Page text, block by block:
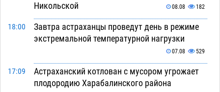
Никольской
08.08 182
18:00
Завтра астраханцы проведут день в режиме
экстремальной температурной нагрузки
07.08 529
17:09
Астраханский котлован с мусором угрожает
плодородию Харабалинского района